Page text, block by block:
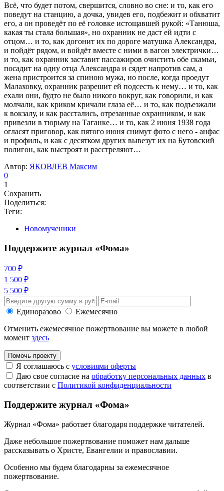
Всё, что будет потом, свершится, словно во сне: и то, как его
поведут на станцию, а дочка, увидев его, подбежит и обхватит
его, а он проведёт по её головке истощавшей рукой: «Танюша,
какая ты стала большая», но охранник не даст ей идти с
отцом… и то, как догонит их по дороге матушка Александра,
и пойдёт рядом, и войдёт вместе с ними в вагон электрички…
и то, как охранник заставит пассажиров очистить обе скамьи,
посадит на одну отца Александра и сядет напротив сам, а
жена пристроится за спиною мужа, но после, когда проедут
Малаховку, охранник разрешит ей подсесть к нему… и то, как
ехали они, будто не было никого вокруг, как говорили, и как
молчали, как криком кричали глаза её… и то, как подъезжали
к вокзалу, и как расстались, отрезанные охранником, и как
привезли в тюрьму на Таганке… и то, как 2 июня 1938 года
огласят приговор, как пятого июня снимут фото с него - анфас
и профиль, и как с десятком других вывезут их на Бутовский
полигон, как выстроят и расстреляют…
Автор: ЯКОВЛЕВ Максим
0
1
Сохранить
Поделиться:
Теги:
Новомученики
Поддержите журнал «Фома»
700 ₽
1 500 ₽
5 500 ₽
Единоразово
Ежемесячно
Отменить ежемесячное пожертвование вы можете в любой
момент здесь
Помочь проекту
Я соглашаюсь с условиями оферты
Даю свое согласие на обработку персональных данных в
соответствии с Политикой конфиденциальности
Поддержите журнал «Фома»
Журнал «Фома» работает благодаря поддержке читателей.
Даже небольшое пожертвование поможет нам дальше
рассказывать о Христе, Евангелии и православии.
Особенно мы будем благодарны за ежемесячное
пожертвование.